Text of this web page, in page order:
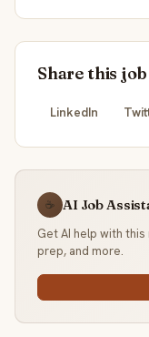
Share this job
LinkedIn
☕ AI Job
Get AI help with
prep, and more.